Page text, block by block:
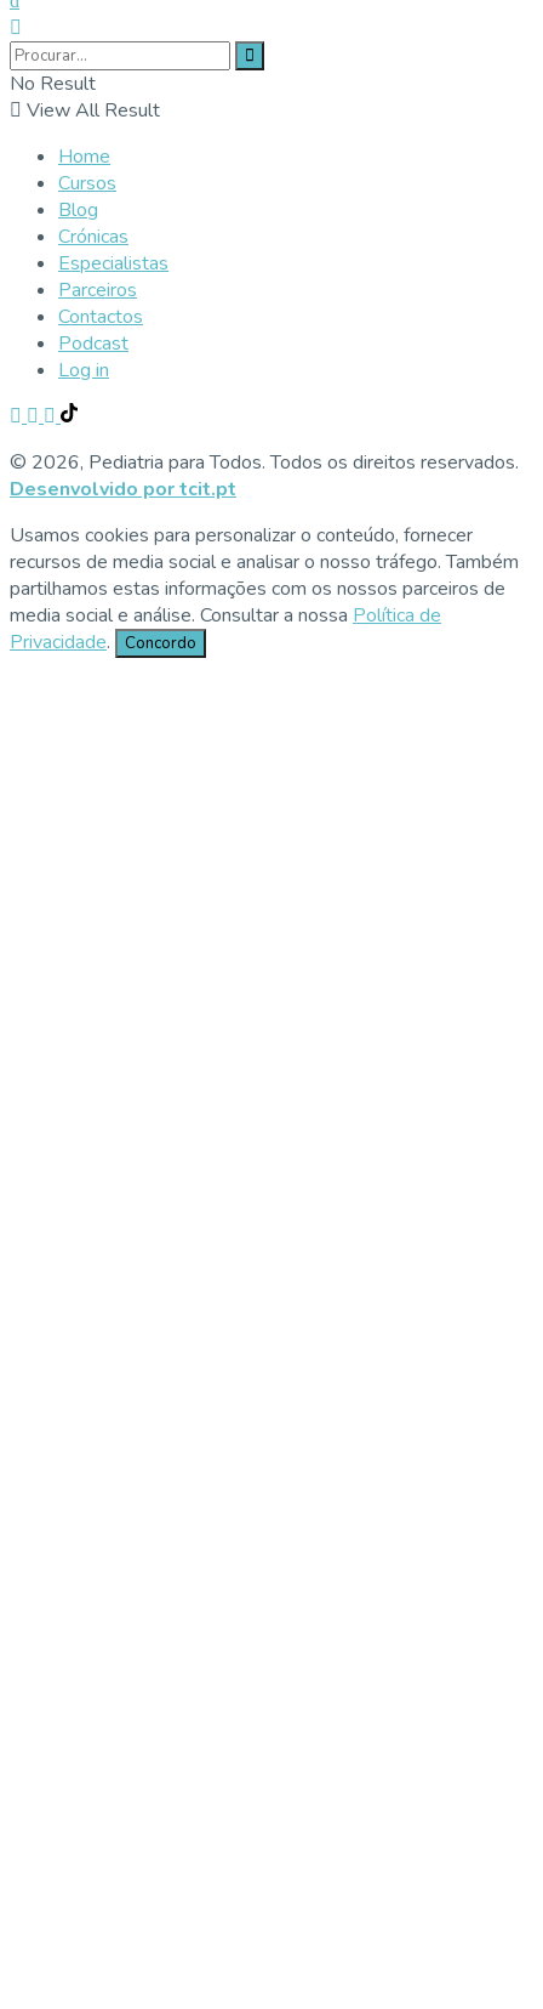
No Result
View All Result
Home
Cursos
Blog
Crónicas
Especialistas
Parceiros
Contactos
Podcast
Log in
© 2026, Pediatria para Todos. Todos os direitos reservados.
Desenvolvido por tcit.pt
Usamos cookies para personalizar o conteúdo, fornecer
recursos de media social e analisar o nosso tráfego. Também
partilhamos estas informações com os nossos parceiros de
media social e análise. Consultar a nossa Política de
Privacidade. Concordo